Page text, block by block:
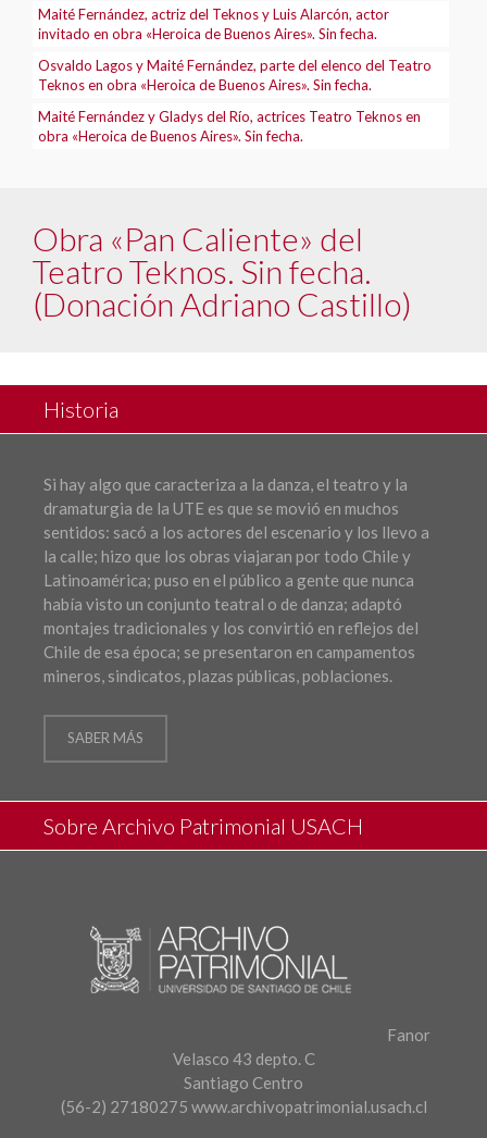
Maité Fernández, actriz del Teknos y Luis Alarcón, actor
invitado en obra «Heroica de Buenos Aires». Sin fecha.
Osvaldo Lagos y Maité Fernández, parte del elenco del Teatro
Teknos en obra «Heroica de Buenos Aires». Sin fecha.
Maité Fernández y Gladys del Río, actrices Teatro Teknos en
obra «Heroica de Buenos Aires». Sin fecha.
Obra «Pan Caliente» del
Teatro Teknos. Sin fecha.
(Donación Adriano Castillo)
Historia
Si hay algo que caracteriza a la danza, el teatro y la
dramaturgia de la UTE es que se movió en muchos
sentidos: sacó a los actores del escenario y los llevo a
la calle; hizo que los obras viajaran por todo Chile y
Latinoamérica; puso en el público a gente que nunca
había visto un conjunto teatral o de danza; adaptó
montajes tradicionales y los convirtió en reflejos del
Chile de esa época; se presentaron en campamentos
mineros, sindicatos, plazas públicas, poblaciones.
SABER MÁS
Sobre Archivo Patrimonial USACH
Fanor
Velasco 43 depto. C
Santiago Centro
(56-2) 27180275 www.archivopatrimonial.usach.cl